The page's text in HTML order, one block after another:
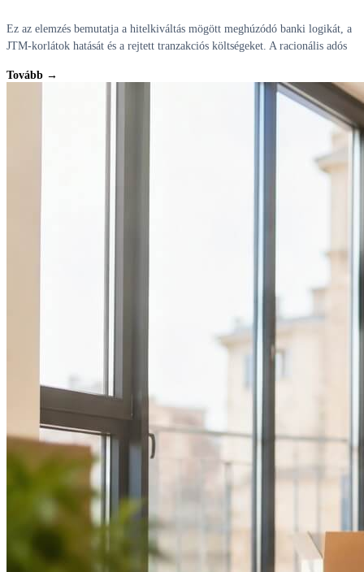
Ez az elemzés bemutatja a hitelkiváltás mögött meghúzódó banki logikát, a
JTM-korlátok hatását és a rejtett tranzakciós költségeket. A racionális adós
Tovább →